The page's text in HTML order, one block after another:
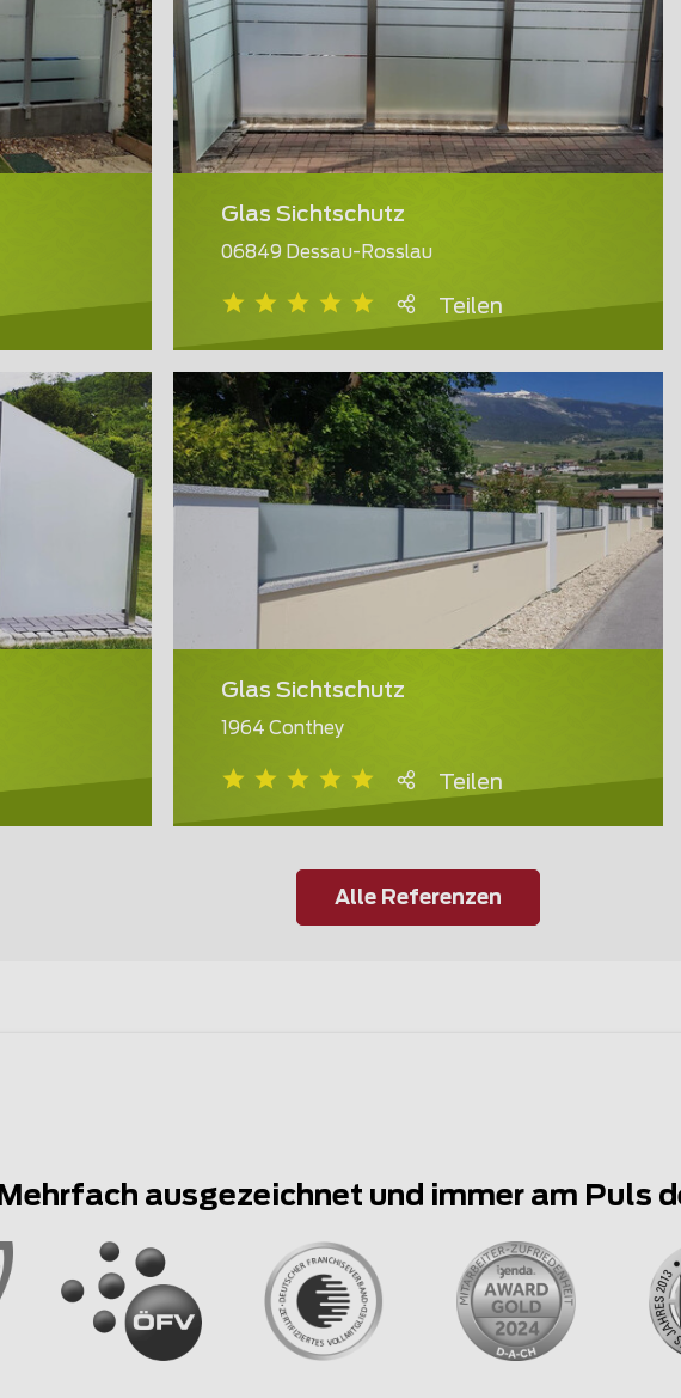
Glas Sichtschutz
06849 Dessau-Rosslau
Teilen
Glas Sichtschutz
1964 Conthey
Teilen
Alle Referenzen
Mehrfach ausgezeichnet und immer am Puls